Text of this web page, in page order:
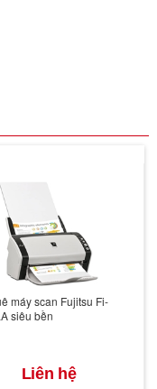
máy scan Fujitsu Fi-
siêu bền
Liên hệ